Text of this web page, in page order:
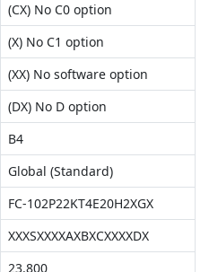
(CX) No C0 option
(X) No C1 option
(XX) No software option
(DX) No D option
B4
Global (Standard)
FC-102P22KT4E20H2XGX
XXXSXXXXAXBXCXXXXDX
23.800